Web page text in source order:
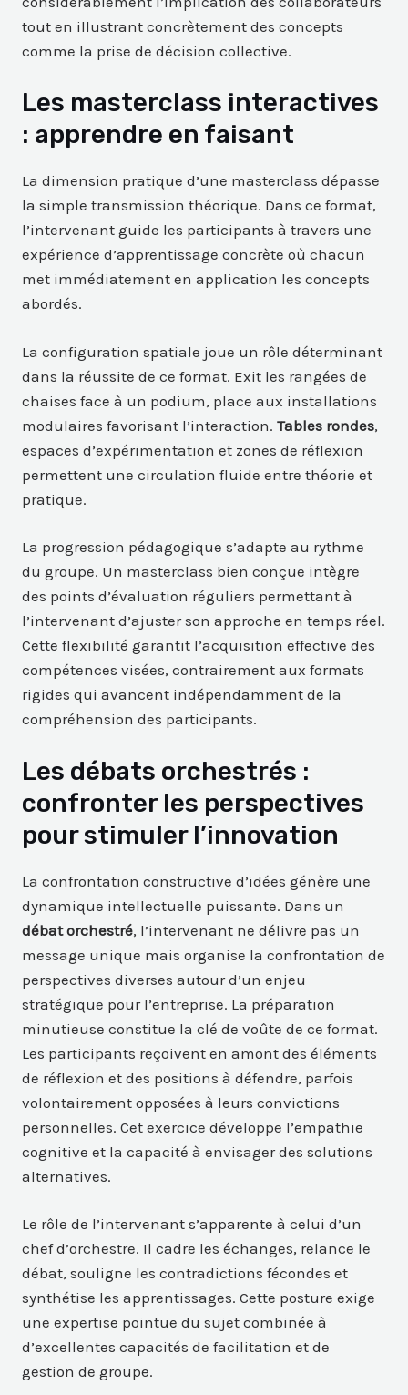
tout en illustrant concrètement des concepts
comme la prise de décision collective.
Les masterclass interactives
: apprendre en faisant
La dimension pratique d’une masterclass dépasse
la simple transmission théorique. Dans ce format,
l’intervenant guide les participants à travers une
expérience d’apprentissage concrète où chacun
met immédiatement en application les concepts
abordés.
La configuration spatiale joue un rôle déterminant
dans la réussite de ce format. Exit les rangées de
chaises face à un podium, place aux installations
modulaires favorisant l’interaction.Tables rondes,
espaces d’expérimentation et zones de réflexion
permettent une circulation fluide entre théorie et
pratique.
La progression pédagogique s’adapte au rythme
du groupe. Un masterclass bien conçue intègre
des points d’évaluation réguliers permettant à
l’intervenant d’ajuster son approche en temps réel.
Cette flexibilité garantit l’acquisition effective des
compétences visées, contrairement aux formats
rigides qui avancent indépendamment de la
compréhension des participants.
Les débats orchestrés :
confronter les perspectives
pour stimuler l’innovation
La confrontation constructive d’idées génère une
dynamique intellectuelle puissante. Dans un
débat orchestré, l’intervenant ne délivre pas un
message unique mais organise la confrontation de
perspectives diverses autour d’un enjeu
stratégique pour l’entreprise. La préparation
minutieuse constitue la clé de voûte de ce format.
Les participants reçoivent en amont des éléments
de réflexion et des positions à défendre, parfois
volontairement opposées à leurs convictions
personnelles. Cet exercice développe l’empathie
cognitive et la capacité à envisager des solutions
alternatives.
Le rôle de l’intervenant s’apparente à celui d’un
chef d’orchestre. Il cadre les échanges, relance le
débat, souligne les contradictions fécondes et
synthétise les apprentissages. Cette posture exige
une expertise pointue du sujet combinée à
d’excellentes capacités de facilitation et de
gestion de groupe.